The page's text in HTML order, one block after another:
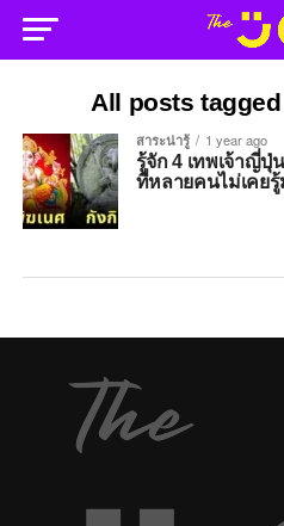
All posts
สาระน่ารู้ 1 year ago
รู้จัก 4 เทพเจ้าญี่ปุ่
ที่หลายคนไม่เคย